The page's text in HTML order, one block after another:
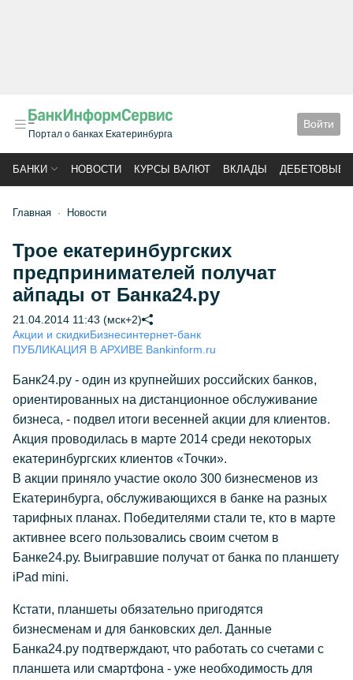
Портал о банках Екатеринбурга
Войти
БАНКИ НОВОСТИ КУРСЫ ВАЛЮТ ВКЛАДЫ ДЕБЕТОВЫЕ
Главная Новости
Трое екатеринбургских
предпринимателей получат
айпады от Банка24.ру
21.04.2014 11:43 (мск+2)
Акции и скидкиБизнесинтернет-банк
ПУБЛИКАЦИЯ В АРХИВЕ Bankinform.ru
Банк24.ру - один из крупнейших российских банков,
ориентированных на дистанционное обслуживание
бизнеса, - подвел итоги весенней акции для клиентов.
Акция проводилась в марте 2014 среди некоторых
екатеринбургских клиентов «Точки».
В акции приняло участие около 300 бизнесменов из
Екатеринбурга, обслуживающихся в банке на разных
тарифных планах. Победителями стали те, кто в марте
активнее всего пользовались своим счетом в
Банке24.ру. Выигравшие получат от банка по планшету
iPad mini.
Кстати, планшеты обязательно пригодятся
бизнесменам и для банковских дел. Данные
Банка24.ру подтверждают, что работать со счетами с
планшета или смартфона - уже необходимость для